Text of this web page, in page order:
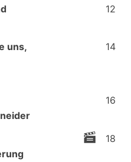
12
14
uns,
16
18